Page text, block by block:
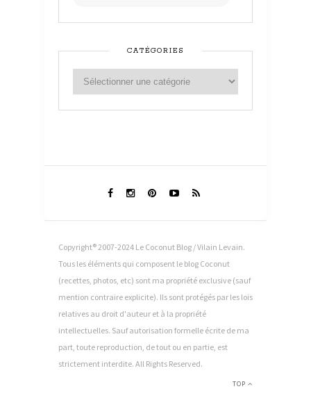
CATÉGORIES
Copyright® 2007-2024 Le Coconut Blog / Vilain Levain.
Tous les éléments qui composent le blog Coconut
(recettes, photos, etc) sont ma propriété exclusive (sauf
mention contraire explicite). Ils sont protégés par les lois
relatives au droit d'auteur et à la propriété
intellectuelles. Sauf autorisation formelle écrite de ma
part, toute reproduction, de tout ou en partie, est
strictement interdite. All Rights Reserved.
TOP